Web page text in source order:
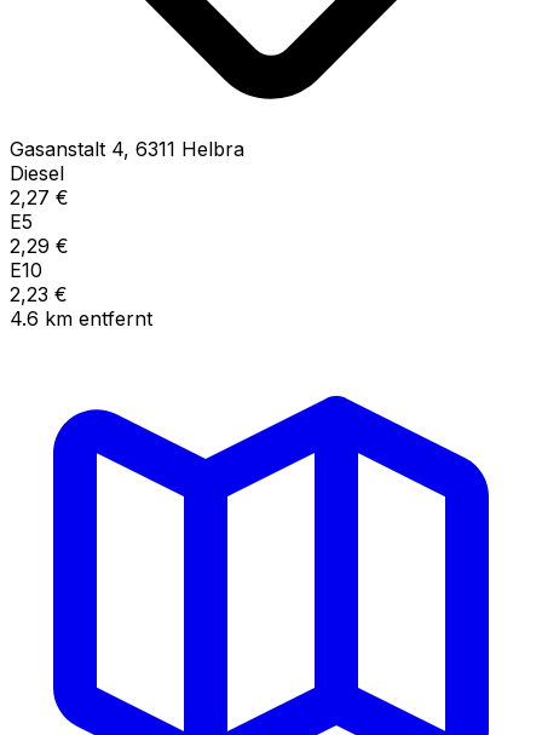
Gasanstalt 4, 6311 Helbra
Diesel
2,27 €
E5
2,29 €
E10
2,23 €
4.6 km entfernt